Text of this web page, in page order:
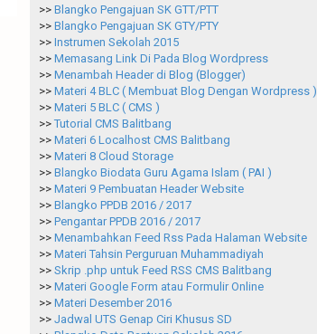
>> Blangko Pengajuan SK GTT/PTT
>> Blangko Pengajuan SK GTY/PTY
>> Instrumen Sekolah 2015
>> Memasang Link Di Pada Blog Wordpress
>> Menambah Header di Blog (Blogger)
>> Materi 4 BLC ( Membuat Blog Dengan Wordpress )
>> Materi 5 BLC ( CMS )
>> Tutorial CMS Balitbang
>> Materi 6 Localhost CMS Balitbang
>> Materi 8 Cloud Storage
>> Blangko Biodata Guru Agama Islam ( PAI )
>> Materi 9 Pembuatan Header Website
>> Blangko PPDB 2016 / 2017
>> Pengantar PPDB 2016 / 2017
>> Menambahkan Feed Rss Pada Halaman Website
>> Materi Tahsin Perguruan Muhammadiyah
>> Skrip .php untuk Feed RSS CMS Balitbang
>> Materi Google Form atau Formulir Online
>> Materi Desember 2016
>> Jadwal UTS Genap Ciri Khusus SD